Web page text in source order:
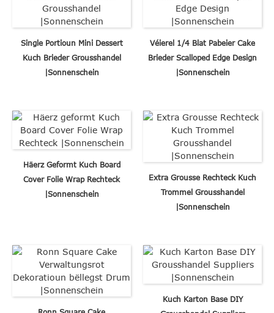
Single Portioun Mini Dessert
Kuch Brieder Grousshandel
|Sonnenschein
Véierel 1/4 Blat Pabeier Cake
Brieder Scalloped Edge Design
|Sonnenschein
Häerz Geformt Kuch Board
Cover Folie Wrap Rechteck
|Sonnenschein
Extra Grousse Rechteck Kuch
Trommel Grousshandel
|Sonnenschein
Kuch Karton Base DIY